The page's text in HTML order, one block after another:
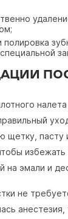
щетку, пасту
избежать
на эмали и
не
анестезия,